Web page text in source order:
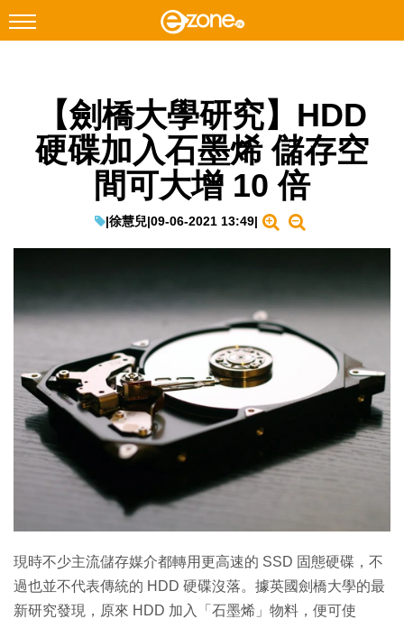
Facebook Instagram
科技焦點
教學評測
IT Times
生成式AI與雲端應用
Enterprise Digital Transformation
特集
【劍橋大學研究】HDD
硬碟加入石墨烯 儲存空
間可大增 10 倍
|徐慧兒|09-06-2021 13:49|
現時不少主流儲存媒介都轉用更高速的 SSD 固態硬碟，不
過也並不代表傳統的 HDD 硬碟沒落。據英國劍橋大學的最
新研究發現，原來 HDD 加入「石墨烯」物料，便可使